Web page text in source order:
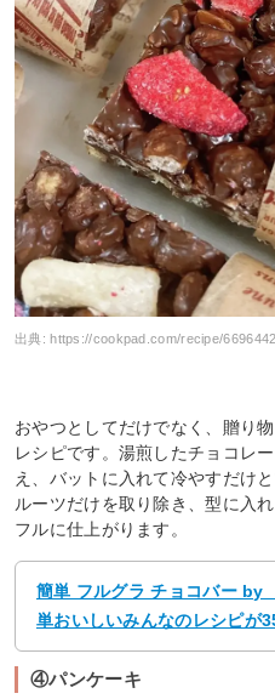
出典:https://cookpad.com/recipe/6696442
おやつとしてだけでなく、贈り
レシピです。湯煎したチョコレ
え、バットに入れて冷やすだけ
ルーツだけを取り除き、型に入
フルに仕上がります。
簡単 フルグラ チョコバー by
単おいしいみんなのレシピが
④パンケーキ